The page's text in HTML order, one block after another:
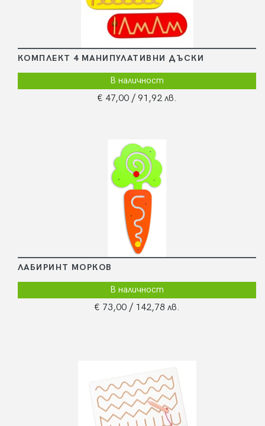
КОМПЛЕКТ 4 МАНИПУЛАТИВНИ ДЪСКИ
В наличност
€ 47,00 / 91,92 лв.
ЛАБИРИНТ МОРКОВ
В наличност
€ 73,00 / 142,78 лв.